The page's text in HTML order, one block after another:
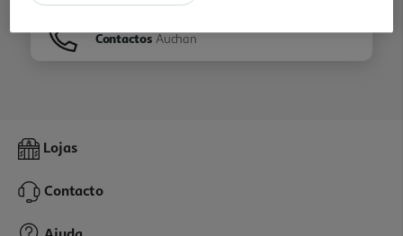
Contactos Auchan
Lojas
Contacto